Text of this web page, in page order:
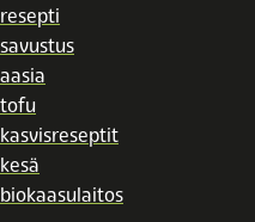
resepti
savustus
aasia
tofu
kasvisreseptit
kesä
biokaasulaitos